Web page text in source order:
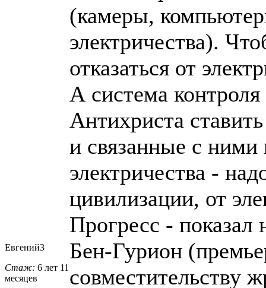
Евгений3
Стаж: 6 лет 11
месяцев
(камеры,
электричества).
отказаться от
А система
Антихриста
и связанные с
электричества -
цивилизации, от
Прогресс - показал
Бен-Гурион
совместительству